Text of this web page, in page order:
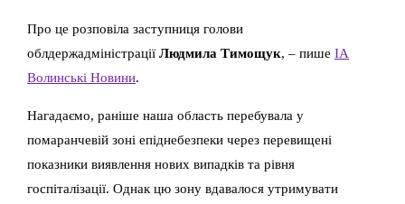
Про це розповіла заступниця голови
облдержадміністрації Людмила Тимощук, – пише ІА
Волинські Новини.
Нагадаємо, раніше наша область перебувала у
помаранчевій зоні епіднебезпеки через перевищені
показники виявлення нових випадків та рівня
госпіталізації. Однак цю зону вдавалося утримувати